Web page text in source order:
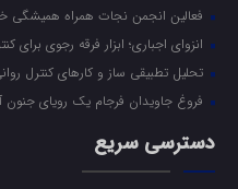
فعالین انجمن نجات همراه همیشگی
انزوای اجباری؛ ابزار فرقه رجوی
تحلیل تطبیقی ساز و کارهای کنترل
فروغ جاویدان فرجام یک رویای جنون
دسترسی سریع